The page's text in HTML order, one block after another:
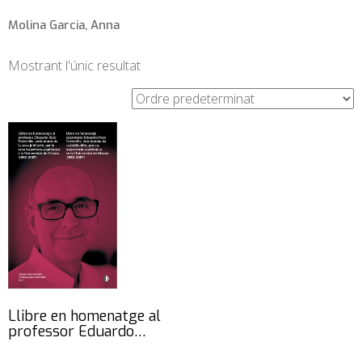
Molina Garcia, Anna
Mostrant l'únic resultat
Llibre en homenatge al
professor Eduardo…